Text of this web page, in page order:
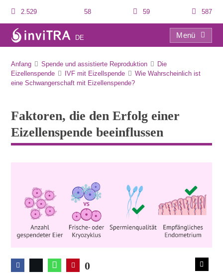
2.529 58 59 587
DE
Menü
Anfang Spende und assistierte Reproduktion
Die
Eizellenspende
IVF mit Eizellspende
Wie Wahrscheinlich ist
eine Schwangerschaft mit Eizellenspende?
Faktoren, die den Erfolg einer
Eizellenspende beeinflussen
0